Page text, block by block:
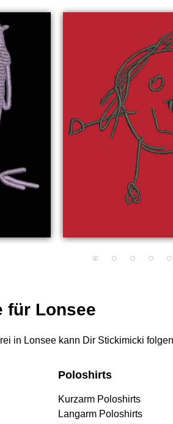
für Lonsee
in Lonsee kann Dir Stickimicki
Poloshirts
Kurzarm Poloshirts
Langarm Poloshirts